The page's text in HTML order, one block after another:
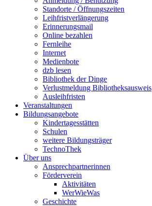
Standorte / Öffnungszeiten
Leihfristverlängerung
Erinnerungsmail
Online bezahlen
Fernleihe
Internet
Medienbote
dzb lesen
Bibliothek der Dinge
Verlustmeldung Bibliotheksausweis
Ausleihfristen
Veranstaltungen
Bildungsangebote
Kindertagesstätten
Schulen
weitere Bildungsträger
TechnoThek
Über uns
Ansprechpartnerinnen
Förderverein
Aktivitäten
WerWieWas
Geschichte